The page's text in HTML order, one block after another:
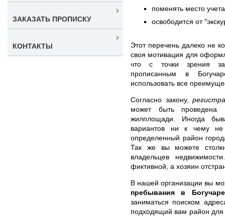
поменять место
освободится от
Этот перечень далеко не
своя мотивация для
что с точки зрения
прописанным в
использовать все
Согласно закону,
может быть проведена
жилплощади. Иногда
вариантов ни к чему не
определенный район
Так же вы можете
владельцев
фиктивной, а хозяин
В нашей организации вы
пребывания в Богучаре
заниматься поиском
подходящий вам район для
ЗАКАЗАТЬ ПРОПИСКУ
КОНТАКТЫ